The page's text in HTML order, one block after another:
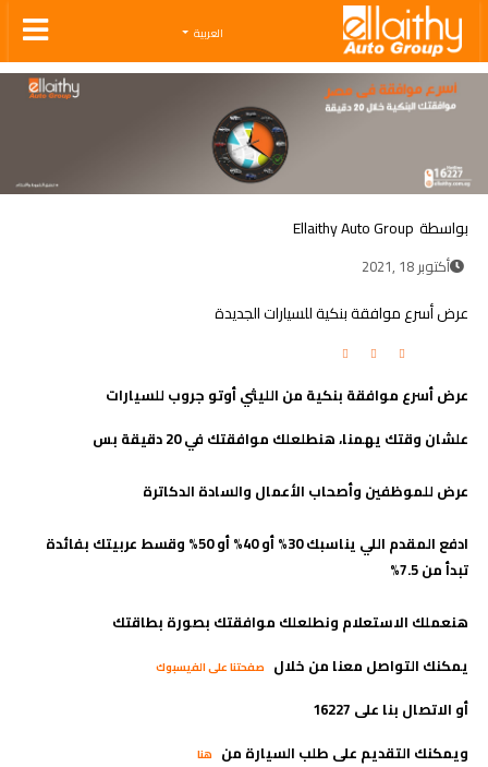
Ellaithy Auto Group
العربية
بواسطة Ellaithy Auto Group
أكتوبر 18 ,2021
عرض أسرع موافقة بنكية للسيارات الجديدة
عرض أسرع موافقة بنكية من الليثي أوتو جروب للسيارات
علشان وقتك يهمنا، هنطلعلك موافقتك في 20 دقيقة بس
عرض للموظفين وأصحاب الأعمال والسادة الدكاترة
ادفع المقدم اللي يناسبك 30% أو 40% أو 50% وقسط عربيتك بفائدة
تبدأ من 7.5%
هنعملك الاستعلام ونطلعلك موافقتك بصورة بطاقتك
يمكنك التواصل معنا من خلال صفحتنا على الفيسبوك
أو الاتصال بنا على 16227
ويمكنك التقديم على طلب السيارة من هنا